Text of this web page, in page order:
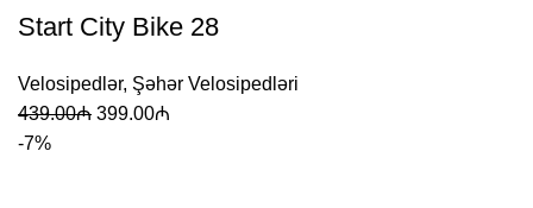
Start City Bike 28
Velosipedlər, Şəhər Velosipedləri
439.00₼ 399.00₼
-7%